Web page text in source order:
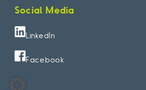
Social Media
LinkedIn
Facebook